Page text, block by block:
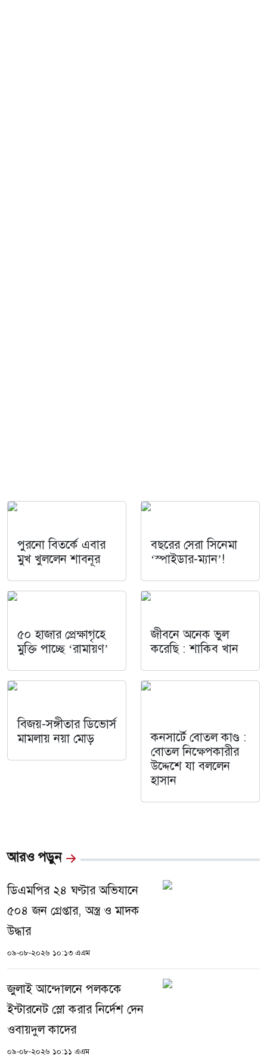
পুরনো বিতর্কে এবার
মুখ খুললেন শাবনূর
বছরের সেরা সিনেমা
‘স্পাইডার-ম্যান’!
৫০ হাজার প্রেক্ষাগৃহে
মুক্তি পাচ্ছে ‘রামায়ণ’
জীবনে অনেক ভুল
করেছি : শাকিব খান
বিজয়-সঙ্গীতার ডিভোর্স
মামলায় নয়া মোড়
কনসার্টে বোতল কাণ্ড :
বোতল নিক্ষেপকারীর
উদ্দেশে যা বললেন
হাসান
আরও পড়ুন
ডিএমপির ২৪ ঘণ্টার অভিযানে
৫০৪ জন গ্রেপ্তার, অস্ত্র ও মাদক
উদ্ধার
০৯-০৮-২০২৬ ১০:১৩ এএম
জুলাই আন্দোলনে পলককে
ইন্টারনেট স্লো করার নির্দেশ দেন
ওবায়দুল কাদের
০৯-০৮-২০২৬ ১০:১১ এএম